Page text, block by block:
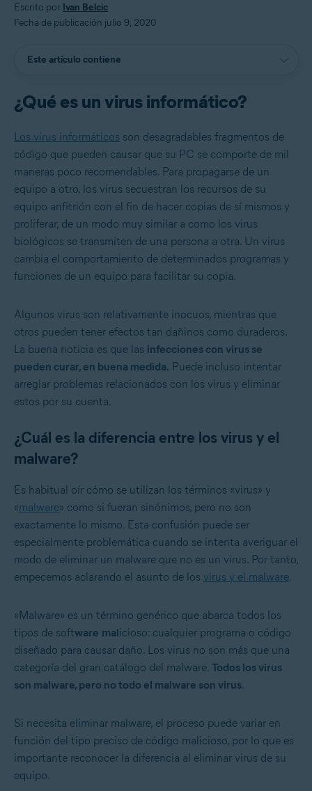
Escrito por Ivan Belcic
Fecha de publicación julio 9, 2020
Este artículo contiene
¿Qué es un virus informático?
Los virus informáticos son desagradables fragmentos de
código que pueden causar que su PC se comporte de mil
maneras poco recomendables. Para propagarse de un
equipo a otro, los virus secuestran los recursos de su
equipo anfitrión con el fin de hacer copias de sí mismos y
proliferar, de un modo muy similar a como los virus
biológicos se transmiten de una persona a otra. Un virus
cambia el comportamiento de determinados programas y
funciones de un equipo para facilitar su copia.
Algunos virus son relativamente inocuos, mientras que
otros pueden tener efectos tan dañinos como duraderos.
La buena noticia es que las infecciones con virus se
pueden curar, en buena medida. Puede incluso intentar
arreglar problemas relacionados con los virus y eliminar
estos por su cuenta.
¿Cuál es la diferencia entre los virus y el
malware?
Es habitual oír cómo se utilizan los términos «virus» y
«malware» como si fueran sinónimos, pero no son
exactamente lo mismo. Esta confusión puede ser
especialmente problemática cuando se intenta averiguar el
modo de eliminar un malware que no es un virus. Por tanto,
empecemos aclarando el asunto de los virus y el malware.
«Malware» es un término genérico que abarca todos los
tipos de software malicioso: cualquier programa o código
diseñado para causar daño. Los virus no son más que una
categoría del gran catálogo del malware. Todos los virus
son malware, pero no todo el malware son virus.
Si necesita eliminar malware, el proceso puede variar en
función del tipo preciso de código malicioso, por lo que es
importante reconocer la diferencia al eliminar virus de su
equipo.